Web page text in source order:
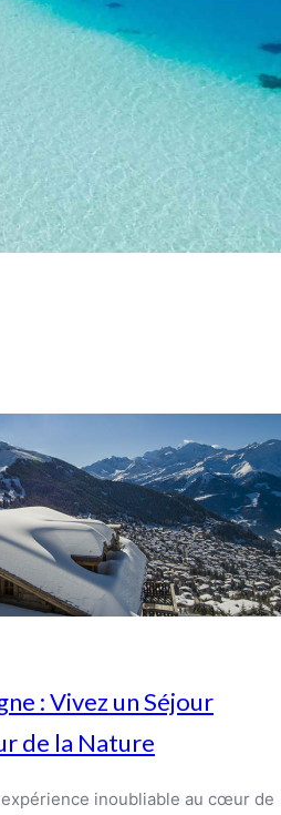
: Vivez un Séjour
de la Nature
inoubliable au cœur de